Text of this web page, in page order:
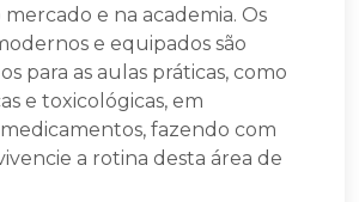
e na academia. Os
e equipados são
para as aulas práticas, como
e toxicológicas, em
fazendo com
a rotina desta área de